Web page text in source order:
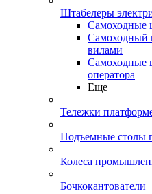
Штабелеры
Самоходные
Самоходный
вилами
Самоходные
оператора
Еще
Тележки
Подъемные столы
Колеса
Бочкокантователи